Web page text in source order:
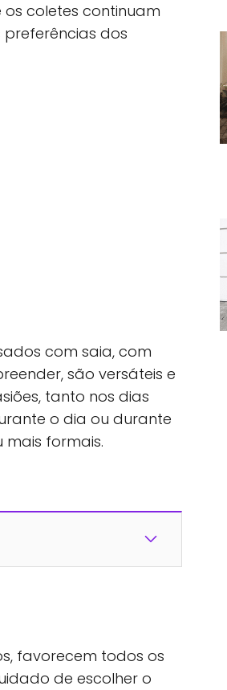
coletes continuam
dos
com saia, com
são versáteis e
tanto nos dias
o dia ou durante
mais formais.
favorecem todos os
de escolher o